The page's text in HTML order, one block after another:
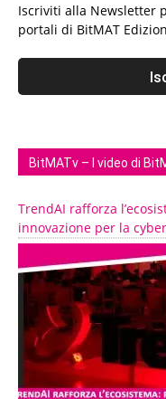
Iscriviti alla Newsletter
portali di BitMAT
BitMATv – I video di
TrendAI rafforza
innovazione per la